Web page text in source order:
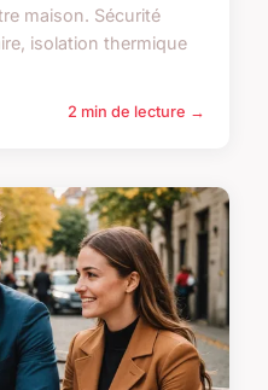
maison. Sécurité
isolation thermique
2 min de lecture →